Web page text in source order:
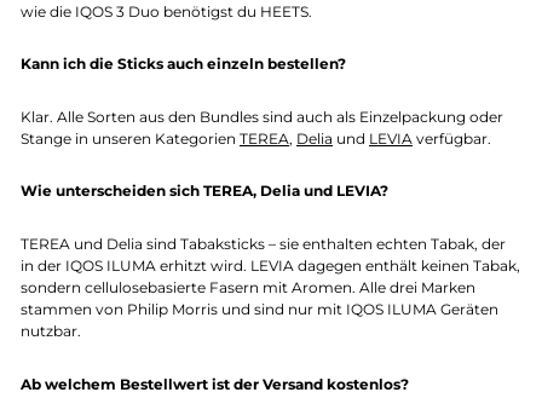
wie die IQOS 3 Duo benötigst du HEETS.
Kann ich die Sticks auch einzeln bestellen?
Klar. Alle Sorten aus den Bundles sind auch als Einzelpackung oder
Stange in unseren Kategorien TEREA, Delia und LEVIA verfügbar.
Wie unterscheiden sich TEREA, Delia und LEVIA?
TEREA und Delia sind Tabaksticks – sie enthalten echten Tabak, der
in der IQOS ILUMA erhitzt wird. LEVIA dagegen enthält keinen Tabak,
sondern cellulosebasierte Fasern mit Aromen. Alle drei Marken
stammen von Philip Morris und sind nur mit IQOS ILUMA Geräten
nutzbar.
Ab welchem Bestellwert ist der Versand kostenlos?